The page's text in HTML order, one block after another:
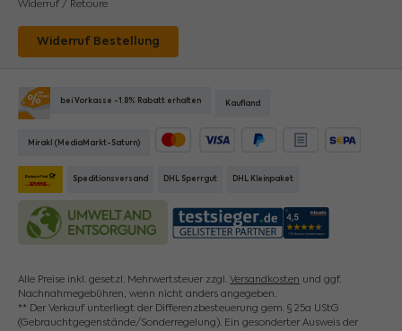
Widerruf / Retoure
Widerruf Bestellung
bei Vorkasse -1.8% Rabatt erhalten Kaufland
Mirakl (MediaMarkt-Saturn)
Standard PaketversandSpeditionsversand DHL Sperrgut DHL Kleinpaket
Alle Preise inkl. gesetzl. Mehrwertsteuer zzgl. Versandkosten und ggf.
Nachnahmegebühren, wenn nicht anders angegeben.
** Der Verkauf unterliegt der Differenzbesteuerung gem. § 25a UStG
(Gebrauchtgegenstände/Sonderregelung). Ein gesonderter Ausweis der